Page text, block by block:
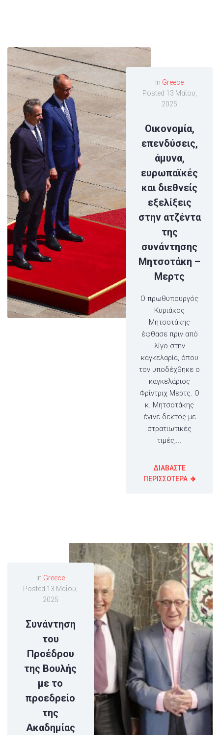
In Greece
Posted 13 Μαΐου,
2025
Οικονομία,
επενδύσεις,
άμυνα,
ευρωπαϊκές
και διεθνείς
εξελίξεις
στην ατζέντα
της
συνάντησης
Μητσοτάκη –
Μερτς
Ο πρωθυπουργός
Κυριάκος
Μητσοτάκης
έφθασε πριν από
λίγο στην
καγκελαρία, όπου
τον υποδέχθηκε ο
καγκελάριος
Φρίντριχ Μερτς. Ο
κ. Μητσοτάκης
έγινε δεκτός με
στρατιωτικές
τιμές,...
ΔΙΑΒΑΣΤΕ
ΠΕΡΙΣΣΟΤΕΡΑ
In Greece
Posted 13 Μαΐου,
2025
Συνάντηση
του
Προέδρου
της Βουλής
με το
προεδρείο
της
Ακαδημίας